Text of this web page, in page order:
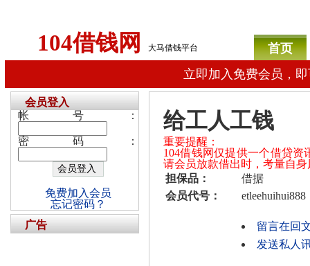
104借钱网 大马借钱平台
首页
立即加入免费会员，
给工人工钱
重要提醒：
104借钱网仅提供一个借贷
请会员放款借出时，考量自
担保品：
借据
会员代号：
etleehuihui888
留言在回
发送私人
会员登入
帐号：
密码：
免费加入会员
忘记密码？
广告